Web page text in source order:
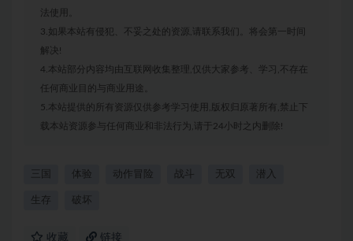
法使用。
3.如果本站有侵犯、不妥之处的资源,请联系我们。将会第一时间
解决!
4.本站部分内容均由互联网收集整理,仅供大家参考、学习,不存在
任何商业目的与商业用途。
5.本站提供的所有资源仅供参考学习使用,版权归原著所有,禁止下
载本站资源参与任何商业和非法行为,请于24小时之内删除!
三国 体验 动作冒险 战斗 无双 潜入
生存 破坏
收藏 链接